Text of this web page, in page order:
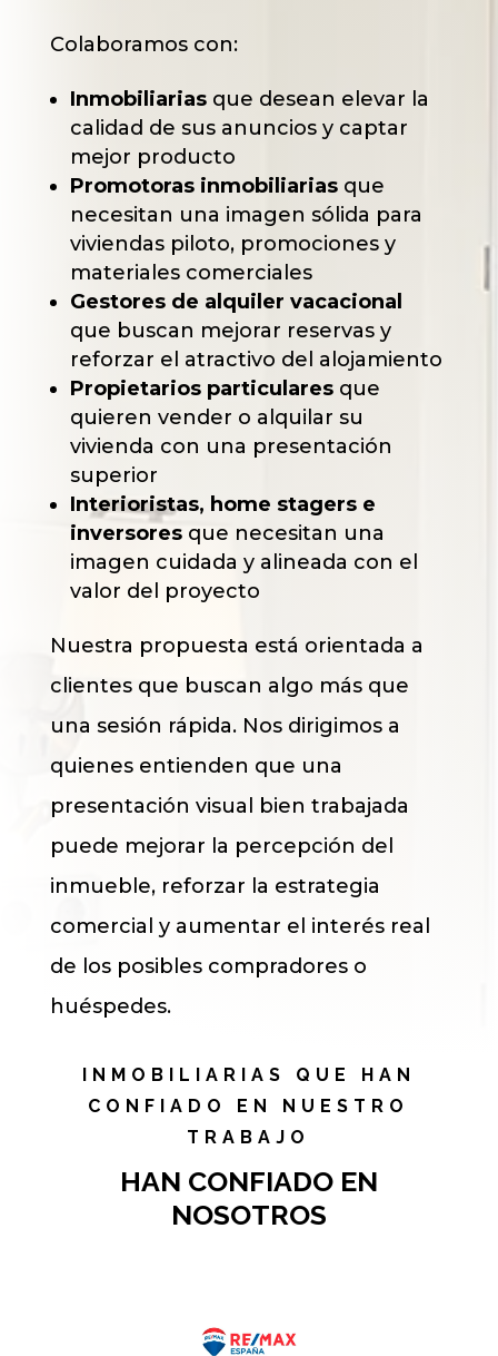
Colaboramos con:
Inmobiliariasque desean elevar la
calidad de sus anuncios y captar
mejor producto
Promotoras inmobiliariasque
necesitan una imagen sólida para
viviendas piloto, promociones y
materiales comerciales
Gestores de alquiler vacacional
que buscan mejorar reservas y
reforzar el atractivo del alojamiento
Propietarios particularesque
quieren vender o alquilar su
vivienda con una presentación
superior
Interioristas, home stagers e
inversoresque necesitan una
imagen cuidada y alineada con el
valor del proyecto
Nuestra propuesta está orientada a
clientes que buscan algo más que
una sesión rápida. Nos dirigimos a
quienes entienden que una
presentación visual bien trabajada
puede mejorar la percepción del
inmueble, reforzar la estrategia
comercial y aumentar el interés real
de los posibles compradores o
huéspedes.
INMOBILIARIAS QUE HAN
CONFIADO EN NUESTRO
TRABAJO
HAN CONFIADO EN
NOSOTROS